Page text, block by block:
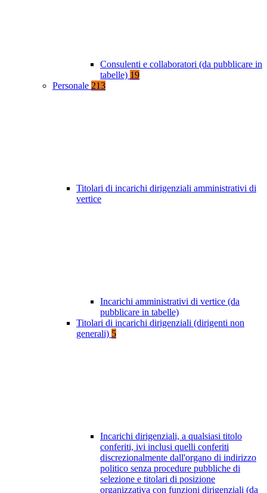
Consulenti e collaboratori (da pubblicare in
tabelle) 19
Personale 213
Titolari di incarichi dirigenziali amministrativi di
vertice
Incarichi amministrativi di vertice (da
pubblicare in tabelle)
Titolari di incarichi dirigenziali (dirigenti non
generali) 5
Incarichi dirigenziali, a qualsiasi titolo
conferiti, ivi inclusi quelli conferiti
discrezionalmente dall'organo di indirizzo
politico senza procedure pubbliche di
selezione e titolari di posizione
organizzativa con funzioni dirigenziali (da